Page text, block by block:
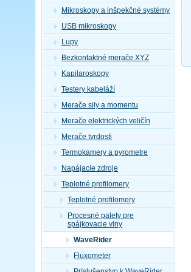
Mikroskopy a inšpekčné systémy
USB mikroskopy
Lupy
Bezkontaktné merače XYZ
Kapilaroskopy
Testery kabeláží
Merače sily a momentu
Merače elektrických veličín
Merače tvrdosti
Termokamery a pyrometre
Napájacie zdroje
Teplotné profilomery
Teplotné profilomery
Procesné palety pre
spájkovacie vlny
WaveRider
Fluxometer